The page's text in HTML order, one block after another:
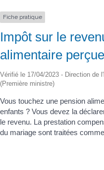
Fiche pratique
Impôt sur le
alimentaire
Vérifié le 17/04/2023 - Direction de
(Première ministre)
Vous touchez une pension
enfants ? Vous devez la
le revenu. La prestation
du mariage sont traitées